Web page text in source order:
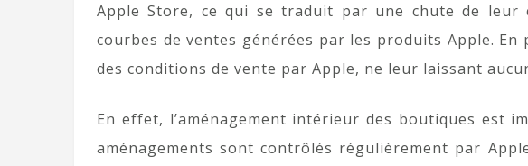
Apple Store, ce qui se traduit par une chute de leur
courbes de ventes générées par les produits Apple.
des conditions de vente par Apple, ne leur laissant
En effet, l’aménagement intérieur des boutiques est
aménagements sont contrôlés régulièrement par